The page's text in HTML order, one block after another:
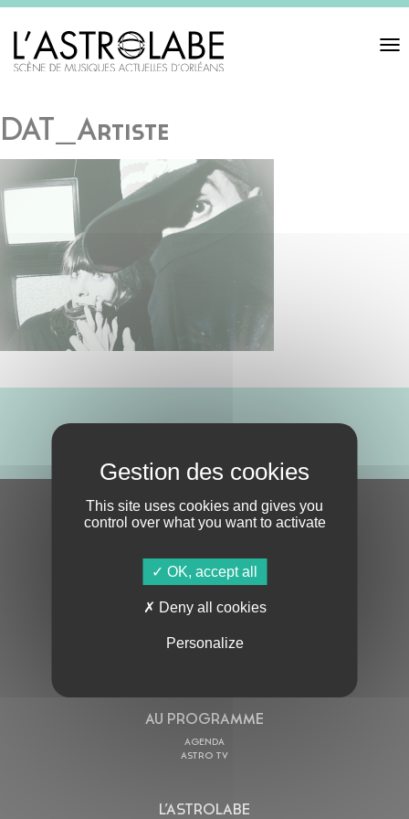
Toggle
DAT_Artiste
S'ABONNER À LA NEWSLETTER
AU PROGRAMME
AGENDA
ASTRO TV
L’ASTROLABE
This site uses cookies and gives you
control over what you want to activate
OK, accept all
Deny all cookies
Personalize